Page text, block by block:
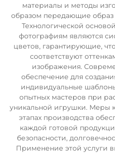
материалы и методы
образом передающие образ
Технологической
фотографиям являются
цветов, гарантирующие,
соответствуют
изображения.
обеспечение для
индивидуальные
опытных мастеров при
уникальной игрушки. Меры
этапах производства
каждой готовой
безопасности,
Применение этой услуги